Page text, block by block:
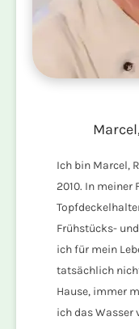
Ich bin Marcel,
2010. In meiner
Frühstücks-
ich für mein
tatsächlich
Hause, immer
ich das Wasser